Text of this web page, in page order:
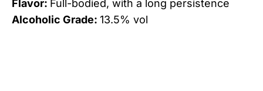
Flavor: Full-bodied, with a long persistence
Alcoholic Grade: 13.5% vol